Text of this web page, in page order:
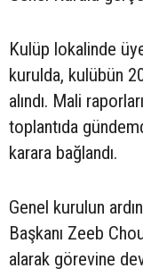
Kulüp lokalinde
kurulda, kulübün
alındı. Mali
toplantıda
karara bağlandı.
Genel kurulun
Başkanı Zeeb
alarak görevine